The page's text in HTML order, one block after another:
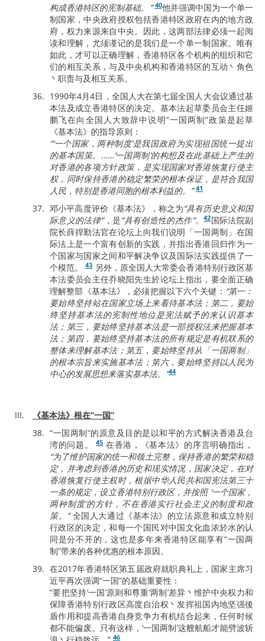
构成香港特区的宪制基础。”40他并强调中国为一个单一
制国家，中央政府授权包括香港特区政府在内的地方政
府，权力来源来自中央。因此，这两部法律必须一起阅
读和理解，尤须谨记的是我们是一个单一制国家。唯有
如此，才可以正确理解，香港特区各个机构的组织和它
们的相互关系，与及中央机构和香港特区的互动丶角色
丶职责与及相互关系。
1990年4月4日，全国人大在第七届全国人大会议通过基
本法及成立香港特区的决定。基本法起草委员会主任姬
鹏飞在向全国人大致辞中说明“一国两制”政策是起草
《基本法》的指导原则：
“‘一个国家，两种制度’是我国政府为实现祖国统一提出
的基本国策。……‘一国两制’的构想及在此基础上产生的
对香港的各项方针政策，是实现国家对香港恢复行使主
权，同时保持香港的稳定繁荣的根本保证，是符合我国
人民，特别是香港同胞的根本利益的。”41
邓小平高度评价《基本法》，称之为“具有历史意义和国
际意义的法律”，是“具有创造性的杰作”。42国际法院副
院长薛捍勤法官在论坛上向我们说明「一国两制」在国
际法上是一个富有创新的实践，并指出香港回归作为一
个国家与国家之间和平解决争议及国际法实践提供了一
个模范。43另外，原全国人大常委会香港特别行政区基
本法委员会主任乔晓阳先生於论坛上指出，要全面正确
理解整部《基本法》，必须把握以下六个关键： “第一：
要始终坚持站在国家立场上来看待基本法；第二，要始
终坚持基本法的宪制性地位是宪法赋予的来认识基本
法；第三，要始终坚持基本法是一部授权法来把握基本
法；第四，要始终坚持基本法的所有规定是有机联系的
整体来理解基本法；第五，要始终坚持从「一国两制」
的根本宗旨来实施基本法；第六，要始终坚持以人民为
中心的发展思想来落实基本法。”44
《基本法》根在“一国”
“一国两制”的原意及目的是以和平的方式解决香港及台
湾的问题。45在香港，《基本法》的序言明确指出，
“为了维护国家的统一和领土完整，保持香港的繁荣和稳
定，并考虑到香港的历史和现实情况，国家决定，在对
香港恢复行使主权时，根据中华人民共和国宪法第三十
一条的规定，设立香港特别行政区，并按照 ‘一个国家，
两种制度’的方针，不在香港实行社会主义的制度和政
策。”全国人大通过《基本法》的立法原意和成立特别
行政区的决定，和每一个国民对中国文化血浓於水的认
同是分不开的，这也是多年来香港特区能享有“一国两
制”带来的各种优惠的根本原因。
在2017年香港特区第五届政府就职典礼上，国家主席习
近平再次强调“一国”的基础重要性：
“要把坚持‘一国’原则和尊重‘两制’差异丶维护中央权力和
保障香港特别行政区高度自治权丶发挥祖国内地坚强後
盾作用和提高香港自身竞争力有机结合起来，任何时候
都不能偏废。只有这样，‘一国两制’这艘航船才能劈波斩
46